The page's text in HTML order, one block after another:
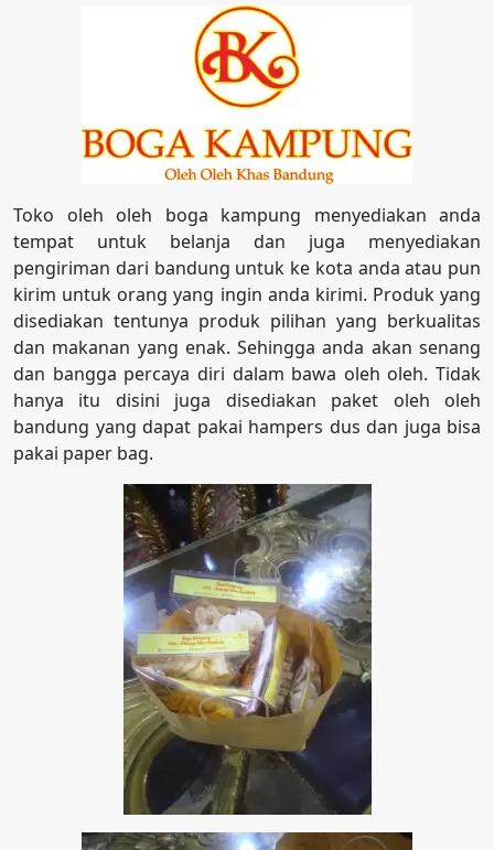
Toko oleh oleh boga kampung menyediakan anda
tempat untuk belanja dan juga menyediakan
pengiriman dari bandung untuk ke kota anda atau pun
kirim untuk orang yang ingin anda kirimi. Produk yang
disediakan tentunya produk pilihan yang berkualitas
dan makanan yang enak. Sehingga anda akan senang
dan bangga percaya diri dalam bawa oleh oleh. Tidak
hanya itu disini juga disediakan paket oleh oleh
bandung yang dapat pakai hampers dus dan juga bisa
pakai paper bag.